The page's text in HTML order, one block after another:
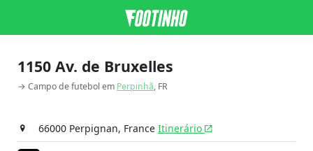
1150 Av. de Bruxelles
→ Campo de futebol em Perpinhã, FR
66000 Perpignan, France Itinerário